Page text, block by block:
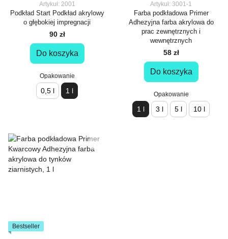
Artykuł: 2001
Podkład Start Podkład akrylowy
o głębokiej impregnacji
90 zł
Do koszyka
Opakowanie
0,5 l 1 l
Artykuł: 3001-1
Farba podkładowa Primer
Adhezyjna farba akrylowa do
prac zewnętrznych i
wewnętrznych
58 zł
Do koszyka
Opakowanie
1 l 3 l 5 l 10 l
Bestseller